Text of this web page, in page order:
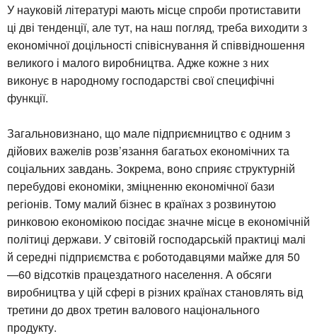
У науковій літературі мають місце спроби протиставити
ці дві тенденції, але тут, на наш погляд, треба виходити з
економічної доцільності співіснування й співвідношення
великого і малого виробництва. Адже кожне з них
виконує в народному господарстві свої специфічні
функції.
Загальновизнано, що мале підприємництво є одним з
дійових важелів розв’язання багатьох економічних та
соціальних завдань. Зокрема, воно сприяє структурній
перебудові економіки, зміцненню економічної бази
регіонів. Тому малий бізнес в країнах з розвинутою
ринковою економікою посідає значне місце в економічній
політиці держави. У світовій господарській практиці малі
й середні підприємства є роботодавцями майже для 50
—60 відсотків працездатного населення. А обсяги
виробництва у цій сфері в різних країнах становлять від
третини до двох третин валового національного
продукту.